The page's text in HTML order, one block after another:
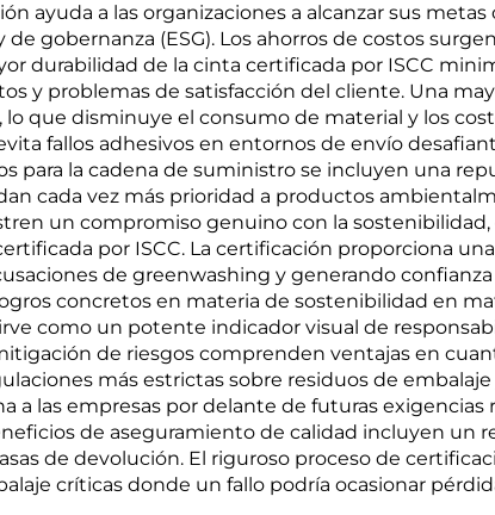
ayuda a las organizaciones a alcanzar sus
gobernanza (ESG). Los ahorros de costos
durabilidad de la cinta certificada por ISCC
y problemas de satisfacción del cliente. Una
que disminuye el consumo de material y los
fallos adhesivos en entornos de envío
para la cadena de suministro se incluyen una
cada vez más prioridad a productos
un compromiso genuino con la
por ISCC. La certificación proporciona
de greenwashing y generando
concretos en materia de sostenibilidad en
como un potente indicador visual de
de riesgos comprenden ventajas en
más estrictas sobre residuos de
a las empresas por delante de futuras
de aseguramiento de calidad incluyen
de devolución. El riguroso proceso de
críticas donde un fallo podría ocasionar